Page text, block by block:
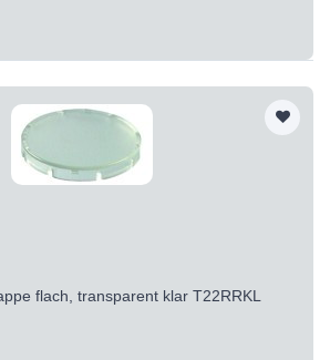
flach, transparent klar T22RRKL